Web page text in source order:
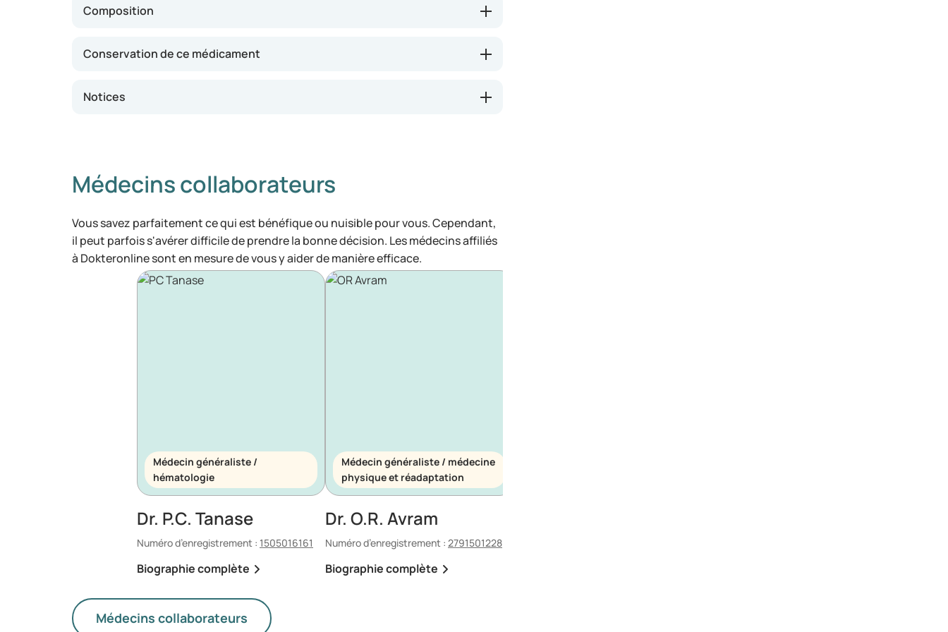
Composition
Conservation de ce médicament
Notices
Médecins collaborateurs
Vous savez parfaitement ce qui est bénéfique ou nuisible pour vous. Cependant,
il peut parfois s'avérer difficile de prendre la bonne décision. Les médecins affiliés
à Dokteronline sont en mesure de vous y aider de manière efficace.
Médecin généraliste /
hématologie
Dr. P.C. Tanase
Numéro d’enregistrement : 1505016161
Biographie complète
Médecin généraliste / médecine
physique et réadaptation
Dr. O.R. Avram
Numéro d’enregistrement : 2791501228
Biographie complète
Médecins collaborateurs